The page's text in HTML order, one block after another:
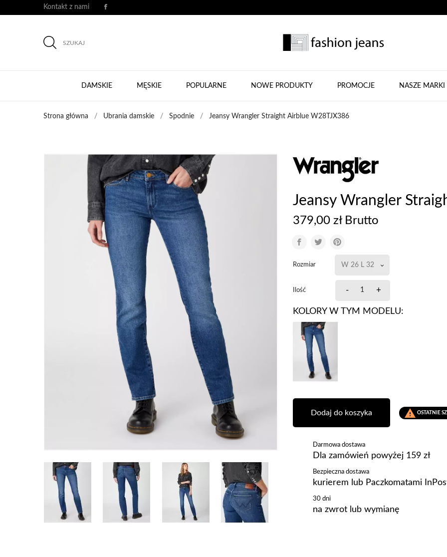
Kontakt z nami
SZUKAJ
DAMSKIE MĘSKIE POPULARNE NOWE PRODUKTY PROMOCJE NASZE MARKI
Strona główna Ubrania damskie Spodnie Jeansy Wrangler Straight Airblue W28TJX386
Jeansy Wrangler
379,00 zł Brutto
Rozmiar
Ilość - +
KOLORY W TYM MODELU:
Dodaj do koszyka  OSTATNIE
Darmowa dostawa
Dla zamówień powyżej 159 zł
Bezpieczna dostawa
kurierem lub Paczkomatami
30 dni
na zwrot lub wymianę